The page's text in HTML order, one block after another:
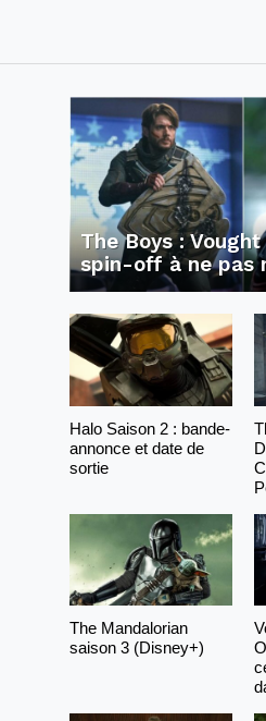
The Boys :
spin-off à ne pas
Halo Saison 2 : bande-
annonce et date de
sortie
The Mandalorian
saison 3 (Disney+)